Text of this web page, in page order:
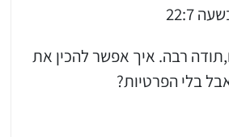
רבה. איך אפשר להכין את
בלי הפרטיות?